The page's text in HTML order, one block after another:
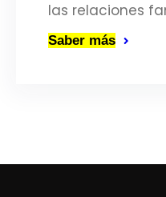
las relaciones
Saber más